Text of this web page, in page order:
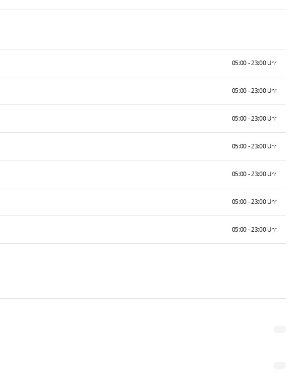
05:00 - 23:00 Uhr
05:00 - 23:00 Uhr
05:00 - 23:00 Uhr
05:00 - 23:00 Uhr
05:00 - 23:00 Uhr
05:00 - 23:00 Uhr
05:00 - 23:00 Uhr